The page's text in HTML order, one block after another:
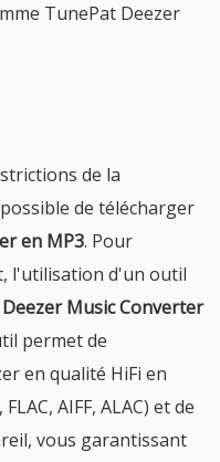
TunePat Deezer
de la
de télécharger
en MP3. Pour
l'utilisation d'un outil
Music Converter
permet de
en qualité HiFi en
AIFF, ALAC) et de
vous garantissant